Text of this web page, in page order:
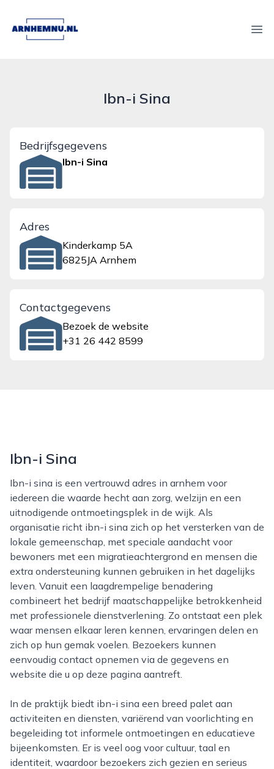
arnhemnu.nl
Ibn-i Sina
Bedrijfsgegevens
Ibn-i Sina
Adres
Kinderkamp 5A
6825JA Arnhem
Contactgegevens
Bezoek de website
+31 26 442 8599
Ibn-i Sina
Ibn-i sina is een vertrouwd adres in arnhem voor
iedereen die waarde hecht aan zorg, welzijn en een
uitnodigende ontmoetingsplek in de wijk. Als
organisatie richt ibn-i sina zich op het versterken van de
lokale gemeenschap, met speciale aandacht voor
bewoners met een migratieachtergrond en mensen die
extra ondersteuning kunnen gebruiken in het dagelijks
leven. Vanuit een laagdrempelige benadering
combineert het bedrijf maatschappelijke betrokkenheid
met professionele dienstverlening. Zo ontstaat een plek
waar mensen elkaar leren kennen, ervaringen delen en
zich op hun gemak voelen. Bezoekers kunnen
eenvoudig contact opnemen via de gegevens en
website die u op deze pagina aantreft.
In de praktijk biedt ibn-i sina een breed palet aan
activiteiten en diensten, variërend van voorlichting en
begeleiding tot informele ontmoetingen en educatieve
bijeenkomsten. Er is veel oog voor cultuur, taal en
identiteit, waardoor bezoekers zich gezien en serieus